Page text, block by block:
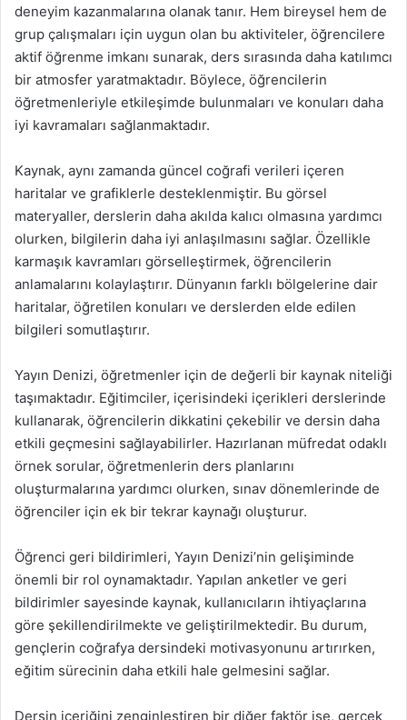
deneyim kazanmalarına olanak tanır. Hem bireysel hem de
grup çalışmaları için uygun olan bu aktiviteler, öğrencilere
aktif öğrenme imkanı sunarak, ders sırasında daha katılımcı
bir atmosfer yaratmaktadır. Böylece, öğrencilerin
öğretmenleriyle etkileşimde bulunmaları ve konuları daha
iyi kavramaları sağlanmaktadır.
Kaynak, aynı zamanda güncel coğrafi verileri içeren
haritalar ve grafiklerle desteklenmiştir. Bu görsel
materyaller, derslerin daha akılda kalıcı olmasına yardımcı
olurken, bilgilerin daha iyi anlaşılmasını sağlar. Özellikle
karmaşık kavramları görselleştirmek, öğrencilerin
anlamalarını kolaylaştırır. Dünyanın farklı bölgelerine dair
haritalar, öğretilen konuları ve derslerden elde edilen
bilgileri somutlaştırır.
Yayın Denizi, öğretmenler için de değerli bir kaynak niteliği
taşımaktadır. Eğitimciler, içerisindeki içerikleri derslerinde
kullanarak, öğrencilerin dikkatini çekebilir ve dersin daha
etkili geçmesini sağlayabilirler. Hazırlanan müfredat odaklı
örnek sorular, öğretmenlerin ders planlarını
oluşturmalarına yardımcı olurken, sınav dönemlerinde de
öğrenciler için ek bir tekrar kaynağı oluşturur.
Öğrenci geri bildirimleri, Yayın Denizi’nin gelişiminde
önemli bir rol oynamaktadır. Yapılan anketler ve geri
bildirimler sayesinde kaynak, kullanıcıların ihtiyaçlarına
göre şekillendirilmekte ve geliştirilmektedir. Bu durum,
gençlerin coğrafya dersindeki motivasyonunu artırırken,
eğitim sürecinin daha etkili hale gelmesini sağlar.
Dersin içeriğini zenginleştiren bir diğer faktör ise, gerçek